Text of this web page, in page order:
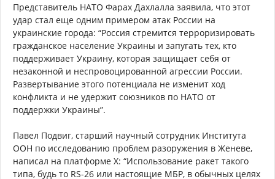
Представитель НАТО Фарах Дахлалла заявила, что этот
удар стал еще одним примером атак России на
украинские города: “Россия стремится терроризировать
гражданское население Украины и запугать тех, кто
поддерживает Украину, которая защищает себя от
незаконной и неспровоцированной агрессии России.
Развертывание этого потенциала не изменит ход
конфликта и не удержит союзников по НАТО от
поддержки Украины”.
Павел Подвиг, старший научный сотрудник Института
ООН по исследованию проблем разоружения в Женеве,
написал на платформе X: “Использование ракет такого
типа, будь то RS-26 или настоящие МБР, в обычных целях